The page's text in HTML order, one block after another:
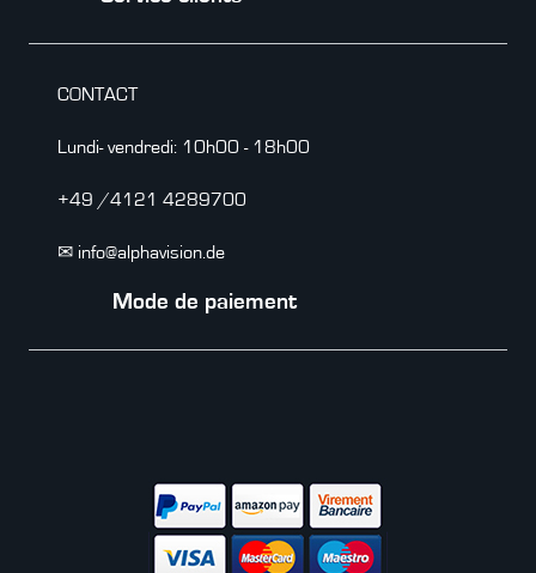
CONTACT
Lundi- vendredi: 10h00 - 18h00
+49 /4121 4289700
✉ info@alphavision.de
Mode de paiement